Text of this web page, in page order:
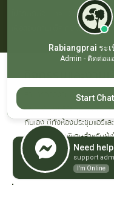
โปรดติดต่อ Line ID: @
เพื่อสอบถามแพ็คเกจเพิ่มเติม
กิจกรรมและงาน
สามารถรองรับคนได้จำนวน
และแบ่งเป็นหลาย ๆ โซน บร
กันเอง มีทั้งห้องประชุมแอร์แ
พร้อมแพ็คเกจพิเศษสำหรับผู้
รับจัดอาหาร ขนมเบรก และ
เพื่อสร้างสรรค์งานในแบบขอ
Rabiangprai ระเ
Admin - ติดต่อแ
Start Chat
Need
support
I'm Online